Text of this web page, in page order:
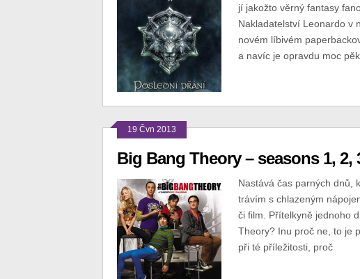
jí jakožto věrný fantasy
Nakladatelství Leonardo v
novém líbivém
a navíc je opravdu moc
19 Čvn 2013
Big Bang Theory – seasons 1, 2,
Nastává čas parných dnů,
trávím s chlazeným
či film. Přítelkyně jednoho
Theory? Inu proč ne, to je
při té příležitosti, proč